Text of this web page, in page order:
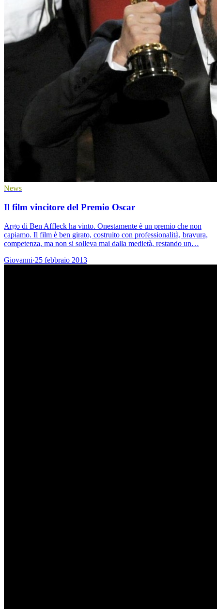
News
Il film vincitore del Premio Oscar
Argo di Ben Affleck ha vinto. Onestamente è un premio che non
capiamo. Il film è ben girato, costruito con professionalità, bravura,
competenza, ma non si solleva mai dalla medietà, restando un…
Giovanni·25 febbraio 2013